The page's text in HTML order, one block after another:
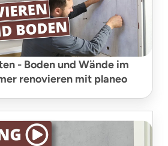
- Boden und Wände im
renovieren mit planeo